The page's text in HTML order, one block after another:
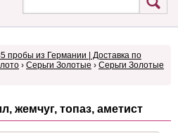
пробы из Германии | Доставка по
› Серьги Золотые › Серьги Золотые
жемчуг, топаз, аметист